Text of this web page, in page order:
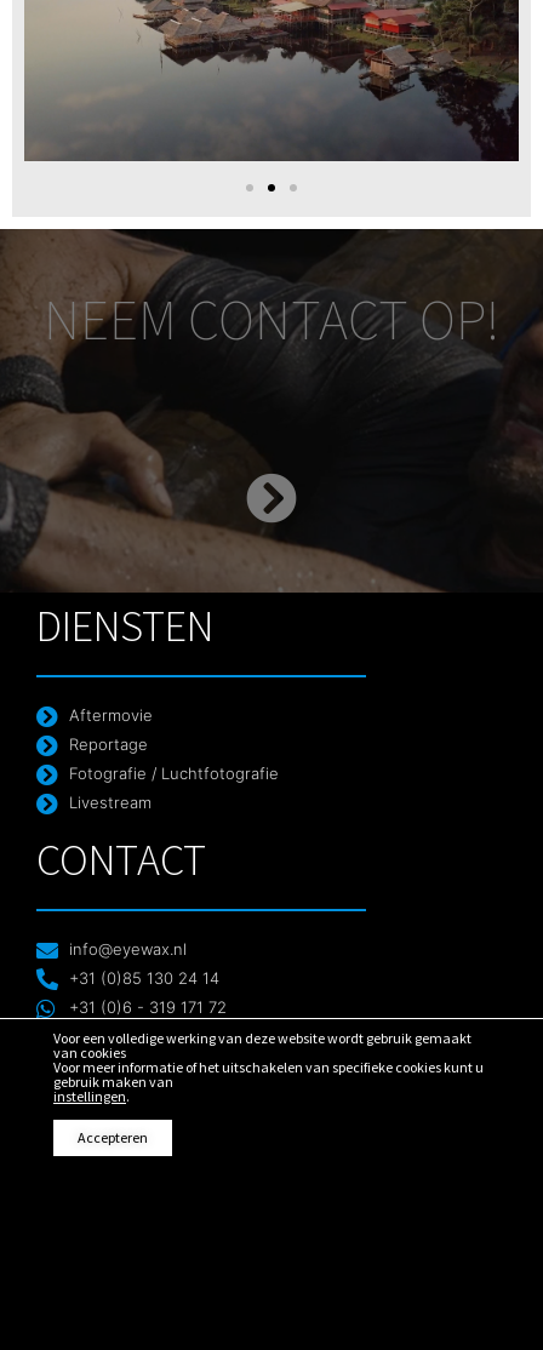
NEEM CONTACT OP!
DIENSTEN
Aftermovie
Reportage
Fotografie / Luchtfotografie
Livestream
CONTACT
info@eyewax.nl
+31 (0)85 130 24 14
+31 (0)6 - 319 171 72
Contact formulier
ADRES
Voor een volledige werking van deze website wordt gebruik gemaakt
van cookies
Voor meer informatie of het uitschakelen van specifieke cookies kunt u
gebruik maken van
instellingen.
Accepteren